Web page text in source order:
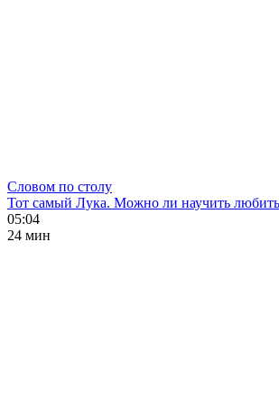
Словом по столу
Тот самый Лука. Можно ли научить
05:04
24 мин